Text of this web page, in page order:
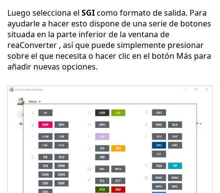
Luego selecciona el SGIcomo formato de salida. Para
ayudarle a hacer esto dispone de una serie de botones
situada en la parte inferior de la ventana de
reaConverter , así que puede simplemente presionar
sobre el que necesita o hacer clic en el botón Más para
añadir nuevas opciones.